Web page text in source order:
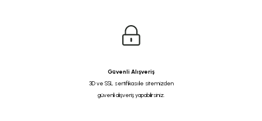
Güvenli Alışveriş
3D ve SSL sertifikası ile sitemizden
güvenli alışveriş yapabilirsiniz.